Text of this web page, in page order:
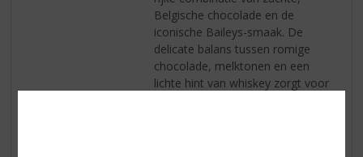
Belgische chocolade en de
iconische Baileys-smaak. De
delicate balans tussen romige
chocolade, melktonen en een
lichte hint van whiskey zorgt voor